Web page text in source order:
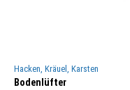
Hacken, Kräuel, Karsten
Bodenlüfter